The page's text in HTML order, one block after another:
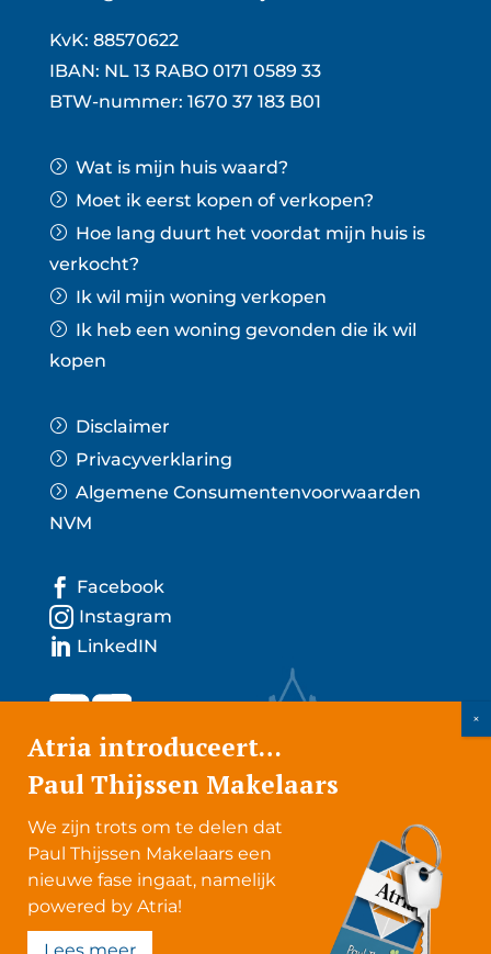
KvK: 88570622
IBAN: NL 13 RABO 0171 0589 33
BTW-nummer: 1670 37 183 B01
Wat is mijn huis waard?
Moet ik eerst kopen of verkopen?
Hoe lang duurt het voordat mijn huis is
verkocht?
Ik wil mijn woning verkopen
Ik heb een woning gevonden die ik wil
kopen
Disclaimer
Privacyverklaring
Algemene Consumenten­voorwaarden
NVM
 Facebook
 Instagram
 LinkedIN
Atria introduceert…
Paul Thijssen Makelaars
We zijn trots om te delen dat
Paul Thijssen Makelaars een
nieuwe fase ingaat, namelijk
powered by Atria!